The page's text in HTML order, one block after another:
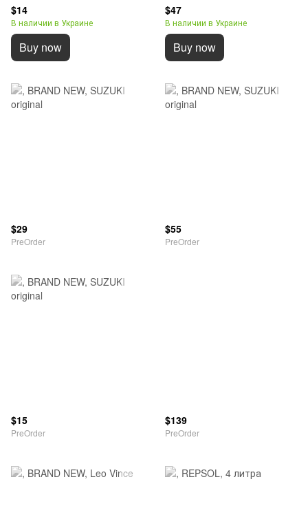
$14
В наличии в Украине
Buy now
$47
В наличии в Украине
Buy now
$29
PreOrder
$55
PreOrder
$15
PreOrder
$139
PreOrder